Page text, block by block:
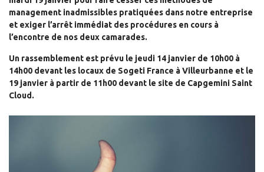
management inadmissibles pratiquées dans notre entreprise
et exiger l’arrêt immédiat des procédures en cours à
l’encontre de nos deux camarades.
Un rassemblement est prévu le jeudi 14 janvier de 10h00 à
14h00 devant les locaux de Sogeti France à Villeurbanne et le
19 janvier à partir de 11h00 devant le site de Capgemini Saint
Cloud.